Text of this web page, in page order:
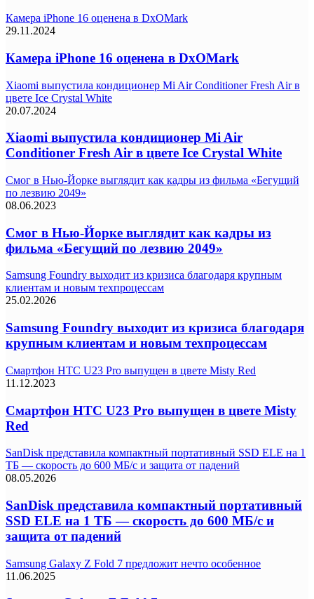
Камера iPhone 16 оценена в DxOMark
29.11.2024
Камера iPhone 16 оценена в DxOMark
Xiaomi выпустила кондиционер Mi Air Conditioner Fresh Air в
цвете Ice Crystal White
20.07.2024
Xiaomi выпустила кондиционер Mi Air
Conditioner Fresh Air в цвете Ice Crystal White
Смог в Нью-Йорке выглядит как кадры из фильма «Бегущий
по лезвию 2049»
08.06.2023
Смог в Нью-Йорке выглядит как кадры из
фильма «Бегущий по лезвию 2049»
Samsung Foundry выходит из кризиса благодаря крупным
клиентам и новым техпроцессам
25.02.2026
Samsung Foundry выходит из кризиса благодаря
крупным клиентам и новым техпроцессам
Смартфон HTC U23 Pro выпущен в цвете Misty Red
11.12.2023
Смартфон HTC U23 Pro выпущен в цвете Misty
Red
SanDisk представила компактный портативный SSD ELE на 1
ТБ — скорость до 600 МБ/с и защита от падений
08.05.2026
SanDisk представила компактный портативный
SSD ELE на 1 ТБ — скорость до 600 МБ/с и
защита от падений
Samsung Galaxy Z Fold 7 предложит нечто особенное
11.06.2025